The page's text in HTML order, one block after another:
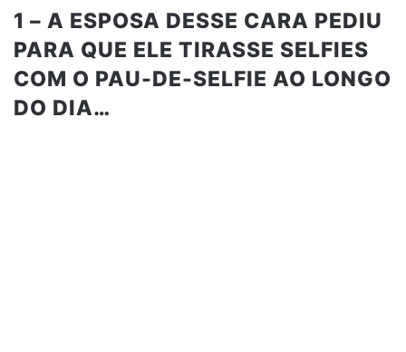
1 – A ESPOSA DESSE CARA PEDIU
PARA QUE ELE TIRASSE SELFIES
COM O PAU-DE-SELFIE AO LONGO
DO DIA…